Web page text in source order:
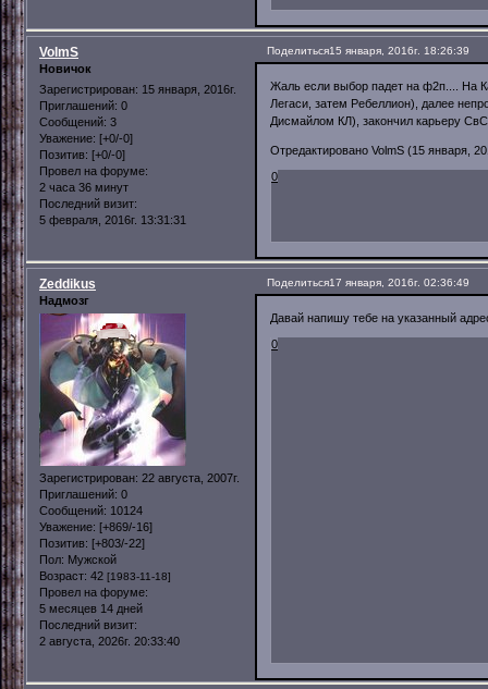
Поделиться15 января, 2016г. 18:26:39
VolmS
Новичок
Зарегистрирован: 15 января, 2016г.
Приглашений: 0
Сообщений: 3
Уважение: [+0/-0]
Позитив: [+0/-0]
Провел на форуме:
2 часа 36 минут
Последний визит:
5 февраля, 2016г. 13:31:31
Жаль если выбор падет на ф2п.... На
Легаси, затем Ребеллион), далее
Дисмайлом КЛ), закончил карьеру
Отредактировано VolmS (15 января,
0
Поделиться17 января, 2016г. 02:36:49
Zeddikus
Надмозг
Зарегистрирован: 22 августа, 2007г.
Приглашений: 0
Сообщений: 10124
Уважение: [+869/-16]
Позитив: [+803/-22]
Пол: Мужской
Возраст: 42 [1983-11-18]
Провел на форуме:
5 месяцев 14 дней
Последний визит:
2 августа, 2026г. 20:33:40
Давай напишу тебе на указанный
0